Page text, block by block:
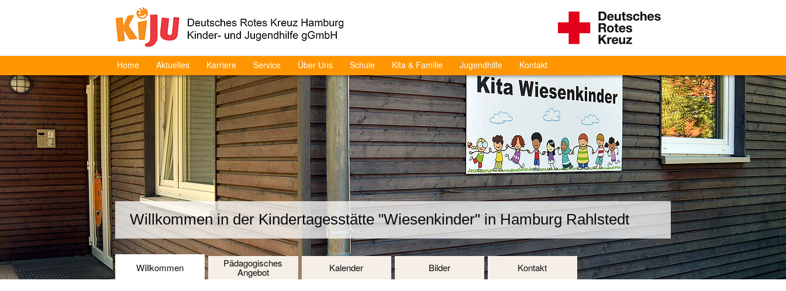
Home Aktuelles Karriere Service Über Uns Schule Kita & Familie Jugendhilfe Kontakt
Willkommen in der Kindertagesstätte "Wiesenkinder" in Hamburg Rahlstedt
Willkommen Pädagogisches
Angebot Kalender Bilder Kontakt